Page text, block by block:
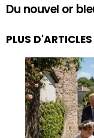
Du nouvel or
PLUS